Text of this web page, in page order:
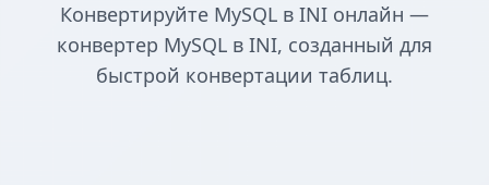
Конвертируйте MySQL в INI онлайн —
конвертер MySQL в INI, созданный для
быстрой конвертации таблиц.